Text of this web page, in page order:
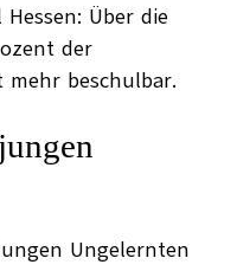
Über die
der
beschulbar.
Ungelernten